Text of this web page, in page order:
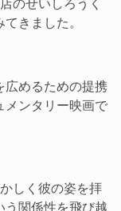
のせいしろうく
きました。
広めるための提携
メンタリー映画で
しく彼の姿を拝
関係性を飛び越